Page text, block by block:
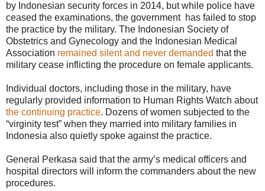
by Indonesian security forces in 2014, but while police have
ceased the examinations, the government has failed to stop
the practice by the military. The Indonesian Society of
Obstetrics and Gynecology and the Indonesian Medical
Association remained silent and never demanded that the
military cease inflicting the procedure on female applicants.
Individual doctors, including those in the military, have
regularly provided information to Human Rights Watch about
the continuing practice. Dozens of women subjected to the
“virginity test” when they married into military families in
Indonesia also quietly spoke against the practice.
General Perkasa said that the army’s medical officers and
hospital directors will inform the commanders about the new
procedures.